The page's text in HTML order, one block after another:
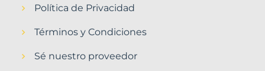
Política de Privacidad
Términos y Condiciones
Sé nuestro proveedor